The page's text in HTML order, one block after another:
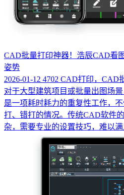
CAD批量打印神器！浩辰CAD看
姿势
2026-01-12 4702 CAD打印，CAD
对于大型建筑项目或批量出图场
是一项耗时耗力的重复性工作，
打、错打的情况。传统CAD软件
杂，需要专业的设置技巧，难以